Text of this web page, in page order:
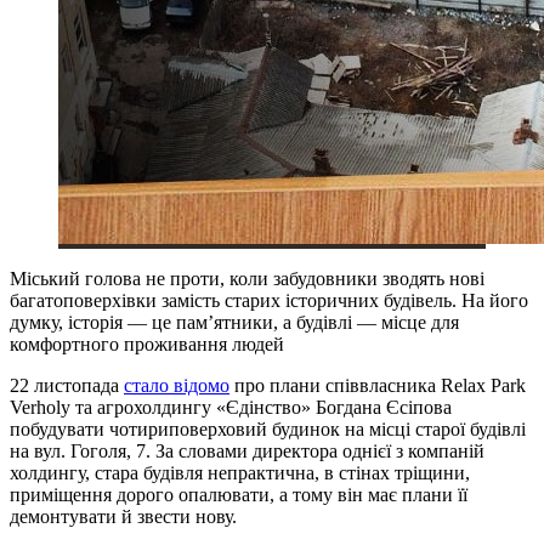
Міський голова не проти, коли забудовники зводять нові
багатоповерхівки замість старих історичних будівель. На його
думку, історія — це пам’ятники, а будівлі — місце для
комфортного проживання людей
22 листопада стало відомо про плани співвласника Relax Park
Verholy та агрохолдингу «Єдінство» Богдана Єсіпова
побудувати чотириповерховий будинок на місці старої будівлі
на вул. Гоголя, 7. За словами директора однієї з компаній
холдингу, стара будівля непрактична, в стінах тріщини,
приміщення дорого опалювати, а тому він має плани її
демонтувати й звести нову.